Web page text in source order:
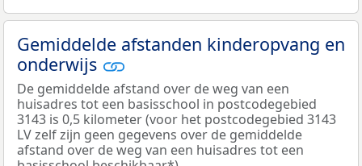
Gemiddelde afstanden kinderopvang en
onderwijs
De gemiddelde afstand over de weg van een
huisadres tot een basisschool in postcodegebied
3143 is 0,5 kilometer (voor het postcodegebied 3143
LV zelf zijn geen gegevens over de gemiddelde
afstand over de weg van een huisadres tot een